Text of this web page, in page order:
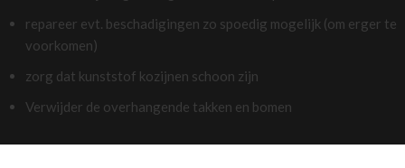
repareer evt. beschadigingen zo spoedig mogelijk (om erger te
voorkomen)
zorg dat kunststof kozijnen schoon zijn
Verwijder de overhangende takken en bomen